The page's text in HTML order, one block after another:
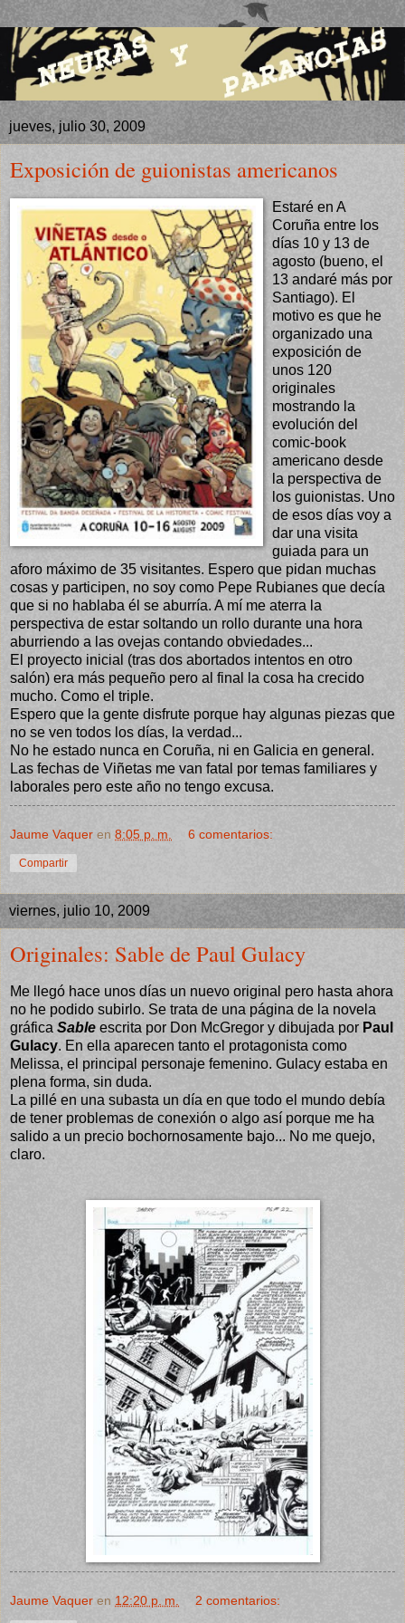
jueves, julio 30, 2009
Exposición de guionistas americanos
Estaré en A
Coruña entre los
días 10 y 13 de
agosto (bueno, el
13 andaré más por
Santiago). El
motivo es que he
organizado una
exposición de
unos 120
originales
mostrando la
evolución del
comic-book
americano desde
la perspectiva de
los guionistas. Uno
de esos días voy a
dar una visita
guiada para un
aforo máximo de 35 visitantes. Espero que pidan muchas
cosas y participen, no soy como Pepe Rubianes que decía
que si no hablaba él se aburría. A mí me aterra la
perspectiva de estar soltando un rollo durante una hora
aburriendo a las ovejas contando obviedades...
El proyecto inicial (tras dos abortados intentos en otro
salón) era más pequeño pero al final la cosa ha crecido
mucho. Como el triple.
Espero que la gente disfrute porque hay algunas piezas que
no se ven todos los días, la verdad...
No he estado nunca en Coruña, ni en Galicia en general.
Las fechas de Viñetas me van fatal por temas familiares y
laborales pero este año no tengo excusa.
Jaume Vaquer en 8:05 p. m. 6 comentarios:
Compartir
viernes, julio 10, 2009
Originales: Sable de Paul Gulacy
Me llegó hace unos días un nuevo original pero hasta ahora
no he podido subirlo. Se trata de una página de la novela
gráfica Sable escrita por Don McGregor y dibujada por Paul
Gulacy. En ella aparecen tanto el protagonista como
Melissa, el principal personaje femenino. Gulacy estaba en
plena forma, sin duda.
La pillé en una subasta un día en que todo el mundo debía
de tener problemas de conexión o algo así porque me ha
salido a un precio bochornosamente bajo... No me quejo,
claro.
Jaume Vaquer en 12:20 p. m. 2 comentarios: